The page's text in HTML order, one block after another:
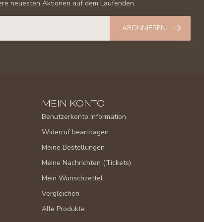
neuesten Aktionen auf dem Laufenden.
ABONNIEREN
MEIN KONTO
Benutzerkonto Information
Widerruf beantragen
Meine Bestellungen
Meine Nachrichten (Tickets)
Mein Wunschzettel
Vergleichen
Alle Produkte